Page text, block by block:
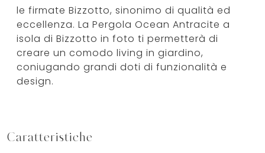
le firmate Bizzotto, sinonimo di qualità ed
eccellenza. La Pergola Ocean Antracite a
isola di Bizzotto in foto ti permetterà di
creare un comodo living in giardino,
coniugando grandi doti di funzionalità e
design.
Caratteristiche